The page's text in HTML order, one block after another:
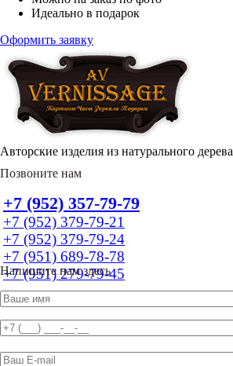
Идеально в подарок
Оформить заявку
Авторские изделия из натурального дерева
Позвоните нам
+7 (952) 357-79-79
+7 (952) 379-79-21
+7 (952) 379-79-24
+7 (951) 689-78-78
+7 (951) 279-79-45
Напишите нам здесь